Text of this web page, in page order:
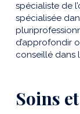
spécialiste de
spécialisée
d’approfondir
conseillé dans
Soins